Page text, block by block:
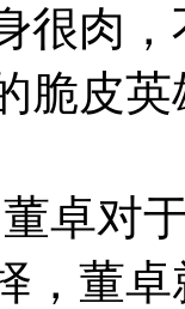
很肉
脆皮英
卓对
，董